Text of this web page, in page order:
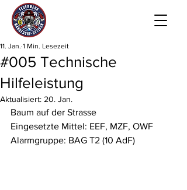
#005 Technische
Hilfeleistung
11. Jan. 1 Min. Lesezeit
Aktualisiert: 20. Jan.
Baum auf der Strasse
Eingesetzte Mittel: EEF, MZF, OWF
Alarmgruppe: BAG T2 (10 AdF)